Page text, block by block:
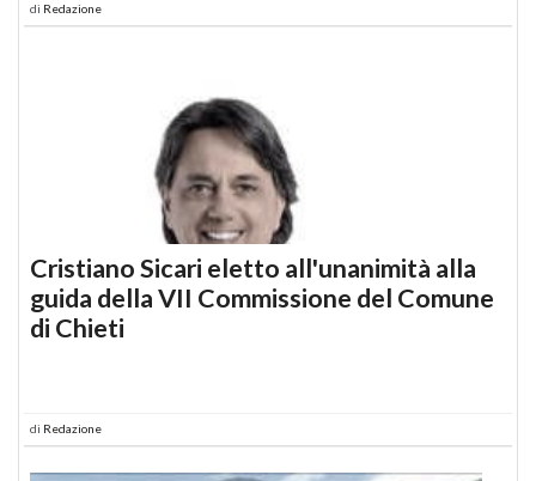
di Redazione
Cristiano Sicari eletto all'unanimità alla
guida della VII Commissione del Comune
di Chieti
di Redazione